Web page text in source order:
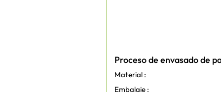
Proceso de envasado de
Material :
Embalaje :